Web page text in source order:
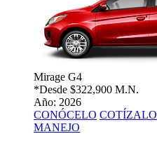
Mirage G4
*Desde $322,900 M.N.
Año: 2026
CONÓCELO COTÍZALO
MANEJO